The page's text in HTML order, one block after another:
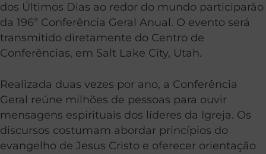
dos Últimos Dias ao redor do mundo participarão
da 196ª Conferência Geral Anual. O evento será
transmitido diretamente do Centro de
Conferências, em Salt Lake City, Utah.
Realizada duas vezes por ano, a Conferência
Geral reúne milhões de pessoas para ouvir
mensagens espirituais dos líderes da Igreja. Os
discursos costumam abordar princípios do
evangelho de Jesus Cristo e oferecer orientação